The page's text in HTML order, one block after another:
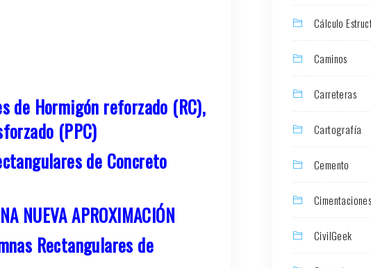
de Hormigón reforzado (RC),
(PPC)
de Concreto
NUEVA APROXIMACIÓN
Rectangulares de
Cálculo
Caminos
Carreteras
Cartografía
Cemento
Cimentaciones
CivilGeek